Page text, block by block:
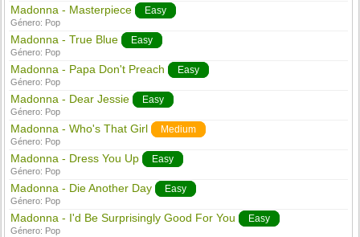
Madonna - Masterpiece Easy
Género: Pop
Madonna - True Blue Easy
Género: Pop
Madonna - Papa Don't Preach Easy
Género: Pop
Madonna - Dear Jessie Easy
Género: Pop
Madonna - Who's That Girl Medium
Género: Pop
Madonna - Dress You Up Easy
Género: Pop
Madonna - Die Another Day Easy
Género: Pop
Madonna - I'd Be Surprisingly Good For You Easy
Género: Pop